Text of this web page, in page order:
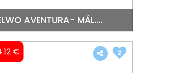
AVENTURA- MÁL....
€ 2